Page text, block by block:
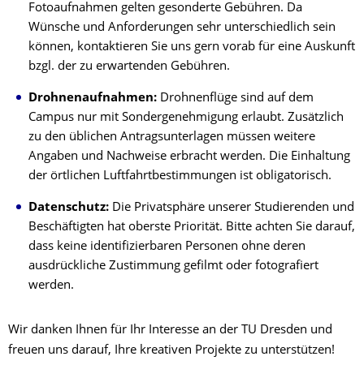
Fotoaufnahmen gelten gesonderte Gebühren. Da
Wünsche und Anforderungen sehr unterschiedlich sein
können, kontaktieren Sie uns gern vorab für eine Auskunft
bzgl. der zu erwartenden Gebühren.
Drohnenaufnahmen: Drohnenflüge sind auf dem
Campus nur mit Sondergenehmigung erlaubt. Zusätzlich
zu den üblichen Antragsunterlagen müssen weitere
Angaben und Nachweise erbracht werden. Die Einhaltung
der örtlichen Luftfahrtbestimmungen ist obligatorisch.
Datenschutz: Die Privatsphäre unserer Studierenden und
Beschäftigten hat oberste Priorität. Bitte achten Sie darauf,
dass keine identifizierbaren Personen ohne deren
ausdrückliche Zustimmung gefilmt oder fotografiert
werden.
Wir danken Ihnen für Ihr Interesse an der TU Dresden und
freuen uns darauf, Ihre kreativen Projekte zu unterstützen!